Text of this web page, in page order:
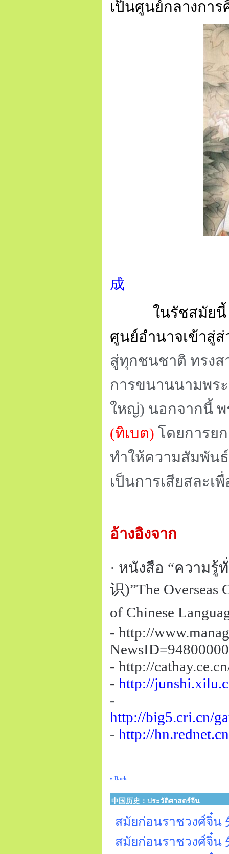
เป็นศูนย์กลางกา
成
ในรัชสมัยนี้
ศูนย์อำนาจเข้าสู่
สู่ทุกชนชาติ ทรงส
การขนานนามพร
ใหญ่) นอกจากนี้
(ทิเบต) โดยการยก
ทำให้ความสัมพัน
เป็นการเสียสละเ
อ้างอิงจาก
· หนังสือ “ความรู้
识)”The Overseas
of Chinese
- http://
- http://
- http://
-
http://big5.cri.cn/
- http://
« Back
中国历史：ประวัติศาสตร์จีน
สมัยก่อนราชวงศ์จิ๋น
สมัยก่อนราชวงศ์จิ๋น